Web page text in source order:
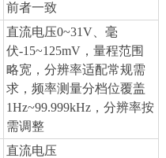
前者一致
直流电压0~31V、毫
伏-15~125mV，量程范围
略宽，分辨率适配常规需
求，频率测量分档位覆盖
1Hz~99.999kHz，分辨率按
需调整
直流电压